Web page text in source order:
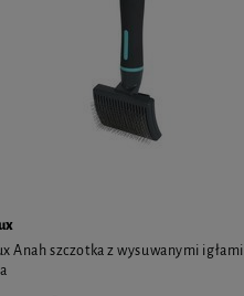
Anah szczotka z wysuwanymi igłami